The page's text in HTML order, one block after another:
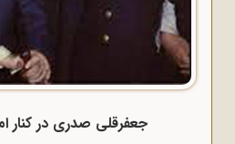
جعفرقلی صدری در کنار